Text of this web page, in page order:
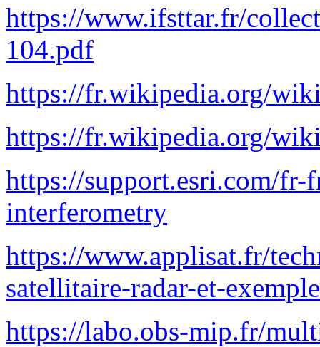
https://www.ifsttar.fr/
104.pdf
https://fr.wikipedia.org/
https://fr.wikipedia.org/
https://support.esri.com/
interferometry
https://www.applisat.fr/
satellitaire-radar-et-
https://labo.obs-mip.fr/